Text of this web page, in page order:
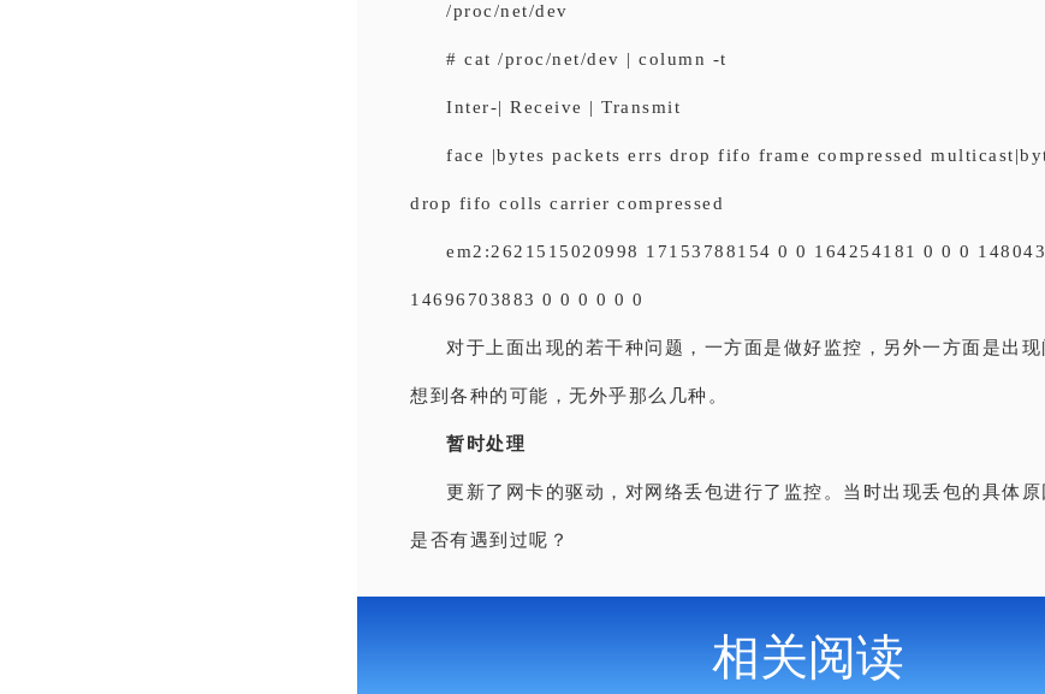
/proc/net/dev
# cat /proc/net/dev | column -t
Inter-| Receive | Transmit
face |bytes packets errs drop fifo frame compressed
drop fifo colls carrier compressed
em2:2621515020998 17153788154 0 0 164254181 0 0 0
14696703883 0 0 0 0 0 0
对于上面出现的若干种问题，一方面是做好监控，另外一方面是出
想到各种的可能，无外乎那么几种。
暂时处理
更新了网卡的驱动，对网络丢包进行了监控。当时出现丢包的具体
是否有遇到过呢？
相关阅读